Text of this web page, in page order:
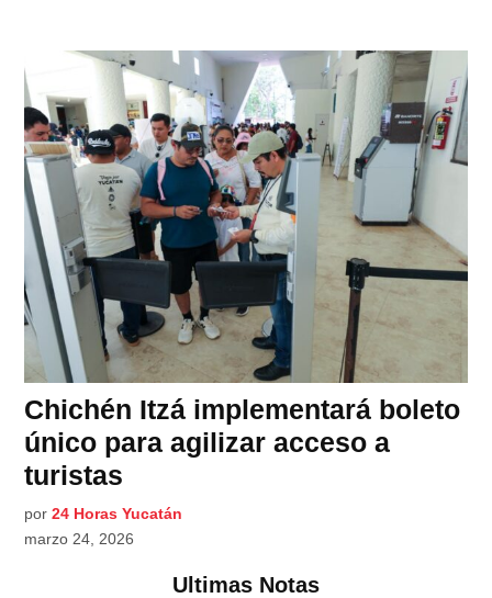
Chichén Itzá implementará boleto
único para agilizar acceso a
turistas
por 24 Horas Yucatán
marzo 24, 2026
Ultimas Notas